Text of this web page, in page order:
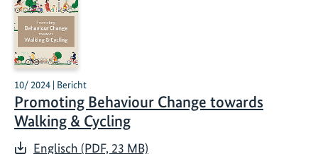
10/ 2024 | Bericht
Promoting Behaviour Change towards
Walking & Cycling
Englisch (PDF, 23 MB)